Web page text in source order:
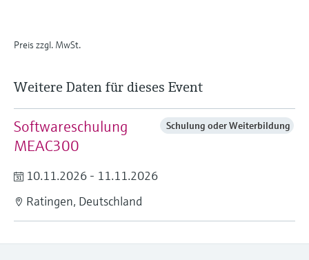
Preis zzgl. MwSt.
Weitere Daten für dieses Event
Softwareschulung
MEAC300
Schulung oder Weiterbildung
10.11.2026 - 11.11.2026
Ratingen, Deutschland